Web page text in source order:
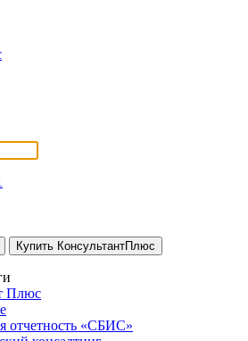
Купить КонсультантПлюс
Плюс
отчетность «СБИС»